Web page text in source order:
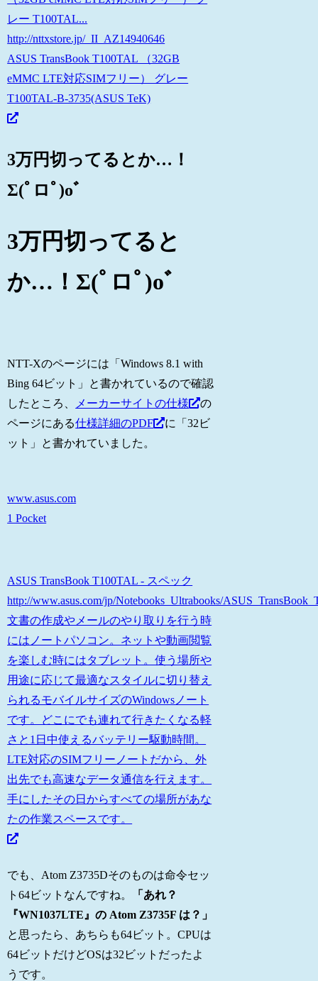
レー T100TAL...
http://nttxstore.jp/_II_AZ14940646
ASUS TransBook T100TAL （32GB
eMMC LTE対応SIMフリー） グレー
T100TAL-B-3735(ASUS TeK)
3万円切ってるとか…！
Σ(ﾟロﾟ)oﾞ
3万円切ってると
か…！Σ(ﾟロﾟ)oﾞ
NTT-Xのページには「Windows 8.1 with
Bing 64ビット」と書かれているので確認
したところ、
メーカーサイトの仕様
の
ページにある仕様詳細のPDF
に「32ビ
ット」と書かれていました。
www.asus.com
1 Pocket
ASUS TransBook T100TAL - スペック
http://www.asus.com/jp/Notebooks_Ultrabooks/
文書の作成やメールのやり取りを行う時
にはノートパソコン。ネットや動画閲覧
を楽しむ時にはタブレット。使う場所や
用途に応じて最適なスタイルに切り替え
られるモバイルサイズのWindowsノート
です。どこにでも連れて行きたくなる軽
さと1日中使えるバッテリー駆動時間。
LTE対応のSIMフリーノートだから、外
出先でも高速なデータ通信を行えます。
手にしたその日からすべての場所があな
たの作業スペースです。
でも、Atom Z3735Dそのものは命令セッ
ト64ビットなんですね。
「あれ？
『WN1037LTE』の Atom Z3735F は？」
と思ったら、あちらも64ビット。CPUは
64ビットだけどOSは32ビットだったよ
うです。